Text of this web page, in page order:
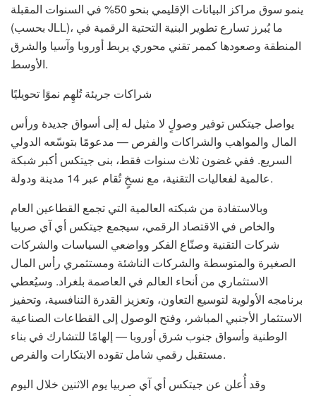
ينمو سوق مراكز البيانات الإقليمي بنحو 50% في السنوات المقبلة
(بحسب JLL)، ما يُبرز تسارع تطوير البنية التحتية الرقمية في
المنطقة وصعودها كممر تقني محوري يربط أوروبا وآسيا والشرق
الأوسط.
شراكات جريئة تُلهِم نموًا تحويليًا
يواصل جيتكس توفير وصولٍ لا مثيل له إلى أسواق جديدة ورأس
المال والمواهب والشراكات والفرص — مدعومًا بتوسّعه الدولي
السريع. ففي غضون ثلاث سنوات فقط، بنى جيتكس أكبر شبكة
عالمية لفعاليات التقنية، مع نسخٍ تُقام عبر 14 مدينة ودولة.
وبالاستفادة من شبكته العالمية التي تجمع القطاعين العام
والخاص في الاقتصاد الرقمي، سيجمع جيتكس أي آي صربيا
شركات التقنية وصنّاع الفكر وواضعي السياسات والشركات
الصغيرة والمتوسطة والشركات الناشئة ومستثمري رأس المال
الاستثماري من أنحاء العالم في العاصمة بلغراد. وسيُعطي
برنامجه الأولوية لتوسيع التعاون، وتعزيز القدرة التنافسية، وتحفيز
الاستثمار الأجنبي المباشر، وفتح الوصول إلى القطاعات الصناعية
الوطنية وأسواق جنوب شرق أوروبا — إلهامًا للتشارك في بناء
مستقبل رقمي شامل تقوده الابتكارات والفرص.
وقد أُعلن عن جيتكس أي آي صربيا يوم الاثنين خلال اليوم